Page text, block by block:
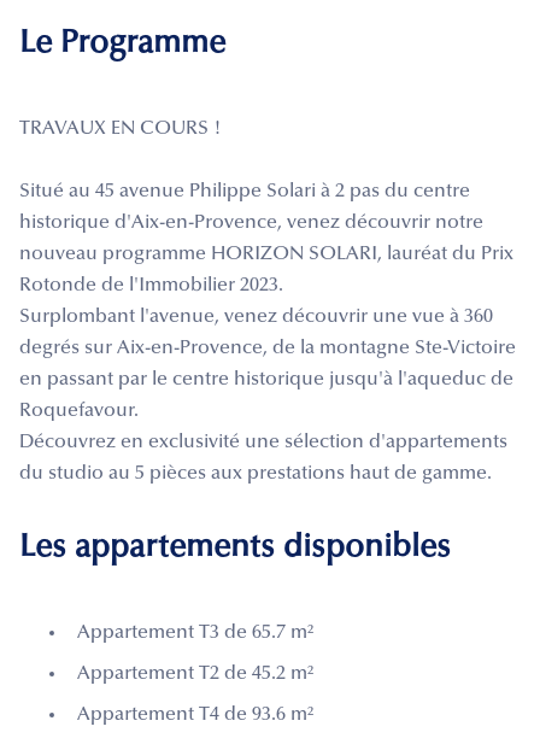
Le Programme
TRAVAUX EN COURS !
Situé au 45 avenue Philippe Solari à 2 pas du centre
historique d'Aix-en-Provence, venez découvrir notre
nouveau programme HORIZON SOLARI, lauréat du Prix
Rotonde de l'Immobilier 2023.
Surplombant l'avenue, venez découvrir une vue à 360
degrés sur Aix-en-Provence, de la montagne Ste-Victoire
en passant par le centre historique jusqu'à l'aqueduc de
Roquefavour.
Découvrez en exclusivité une sélection d'appartements
du studio au 5 pièces aux prestations haut de gamme.
Les appartements disponibles
Appartement T3 de 65.7 m²
Appartement T2 de 45.2 m²
Appartement T4 de 93.6 m²